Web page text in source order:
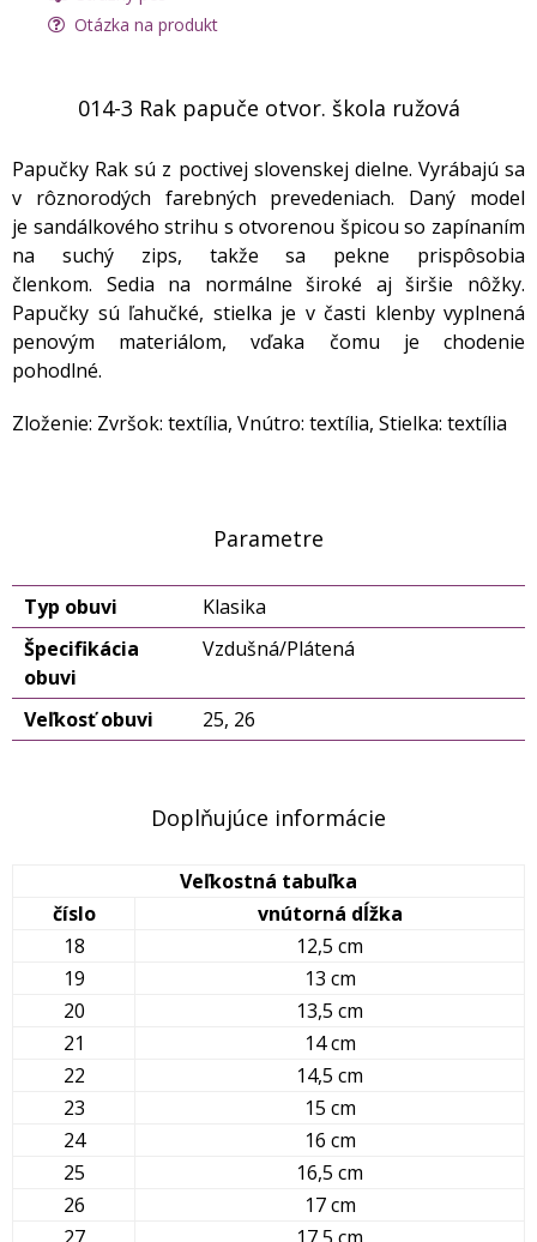
Otázka na produkt
014-3 Rak papuče otvor. škola ružová
Papučky Rak sú z poctivej slovenskej dielne. Vyrábajú sa
v rôznorodých farebných prevedeniach. Daný model
je sandálkového strihu s otvorenou špicou so zapínaním
na suchý zips, takže sa pekne prispôsobia
členkom. Sedia na normálne široké aj širšie nôžky.
Papučky sú ľahučké, stielka je v časti klenby vyplnená
penovým materiálom, vďaka čomu je chodenie
pohodlné.
Zloženie: Zvršok: textília, Vnútro: textília, Stielka: textília
Parametre
Typ obuvi
Klasika
Špecifikácia
obuvi
Vzdušná/Plátená
Veľkosť obuvi 25, 26
Doplňujúce informácie
Veľkostná tabuľka
číslo
vnútorná dĺžka
18
12,5 cm
19
13 cm
20
13,5 cm
21
14 cm
22
14,5 cm
23
15 cm
24
16 cm
25
16,5 cm
26
17 cm